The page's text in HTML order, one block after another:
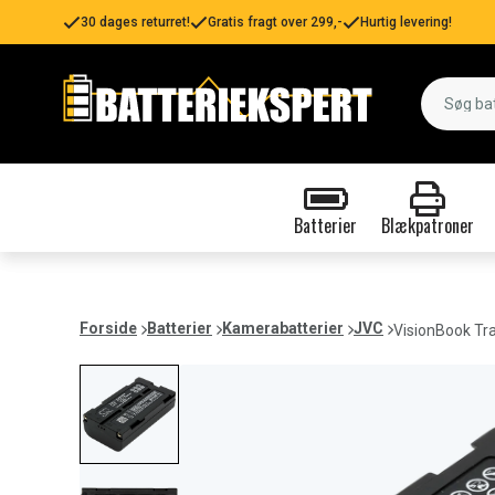
30 dages returret! Gratis fragt over 299,- Hurtig levering!
Batterier Blækpatroner
Forside Batterier Kamerabatterier JVC VisionBook